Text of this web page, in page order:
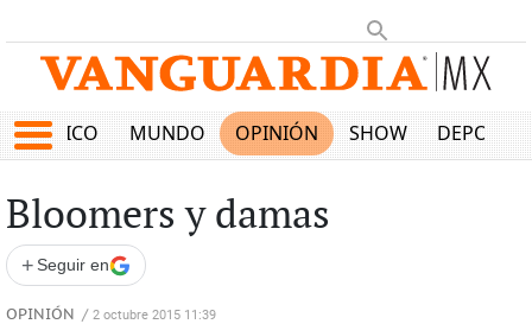
MÉXICO MUNDO OPINIÓN SHOW
Bloomers y damas
+ Seguir en
OPINIÓN / 2 octubre 2015 11:39